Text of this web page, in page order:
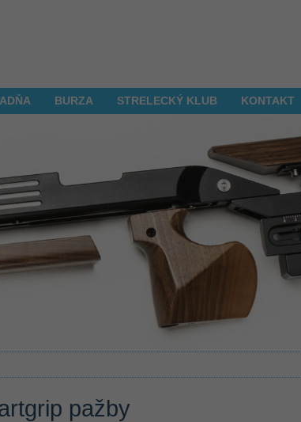
BURZA STRELECKÝ KLUB KONTAKT
pažby